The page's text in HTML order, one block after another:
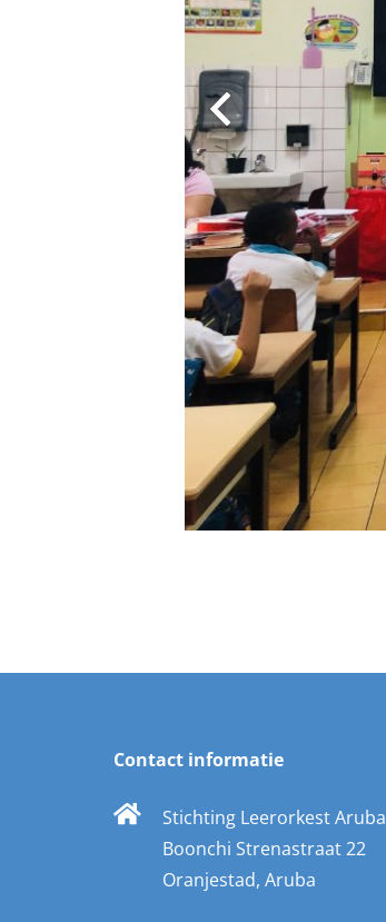
Contact informatie
Stichting Leerorkest Aruba
Boonchi Strenastraat 22
Oranjestad, Aruba